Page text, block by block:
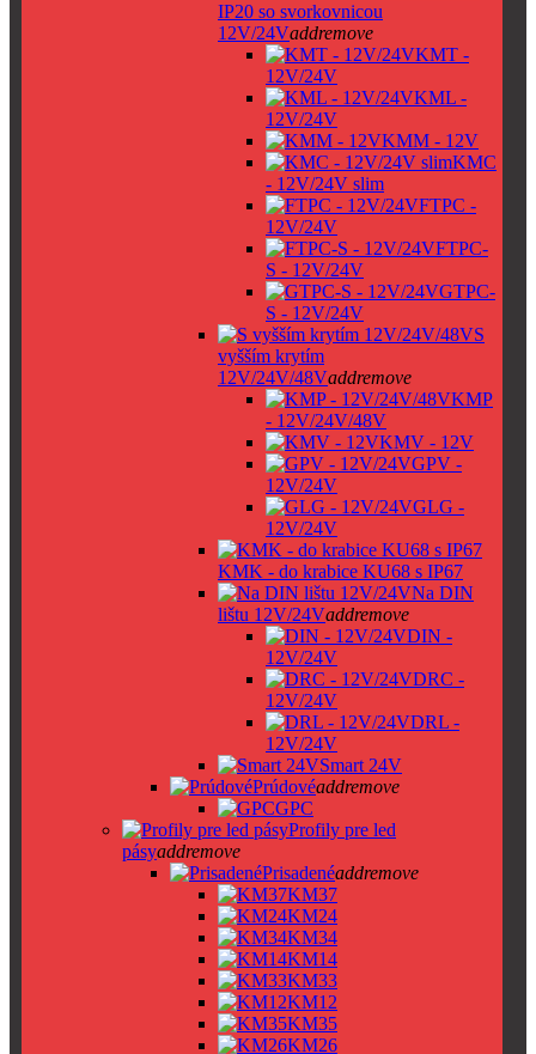
IP20 so svorkovnicou
12V/24Vaddremove
KMT -
12V/24V
KML -
12V/24V
KMM - 12V
KMC
- 12V/24V slim
FTPC -
12V/24V
FTPC-
S - 12V/24V
GTPC-
S - 12V/24V
S
vyšším krytím
12V/24V/48Vaddremove
KMP
- 12V/24V/48V
KMV - 12V
GPV -
12V/24V
GLG -
12V/24V
KMK - do krabice KU68 s IP67
Na DIN
lištu 12V/24Vaddremove
DIN -
12V/24V
DRC -
12V/24V
DRL -
12V/24V
Smart 24V
Prúdovéaddremove
GPC
Profily pre led
pásyaddremove
Prisadenéaddremove
KM37
KM24
KM34
KM14
KM33
KM12
KM35
KM26